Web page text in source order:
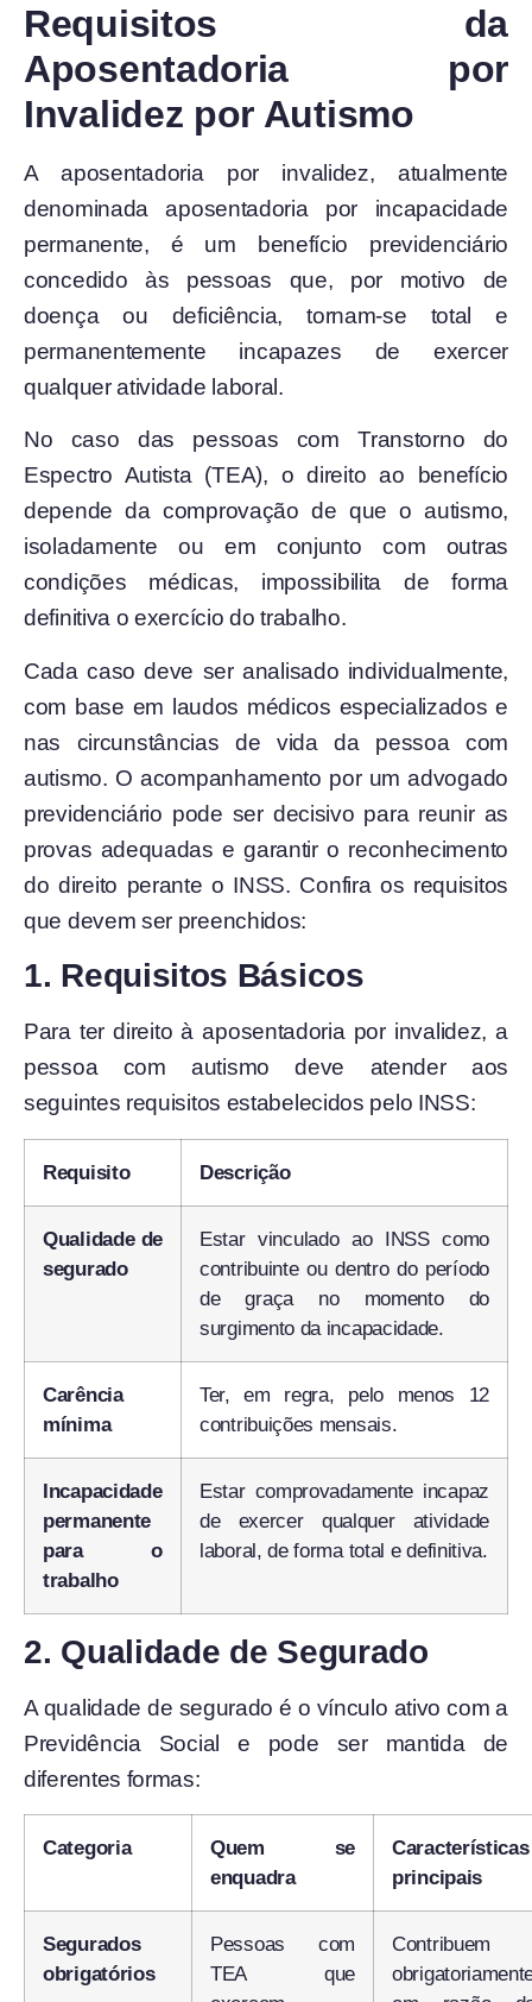
Requisitos da
Aposentadoria por
Invalidez por Autismo
A aposentadoria por invalidez, atualmente
denominada aposentadoria por incapacidade
permanente, é um benefício previdenciário
concedido às pessoas que, por motivo de
doença ou deficiência, tornam-se total e
permanentemente incapazes de exercer
qualquer atividade laboral.
No caso das pessoas com Transtorno do
Espectro Autista (TEA), o direito ao benefício
depende da comprovação de que o autismo,
isoladamente ou em conjunto com outras
condições médicas, impossibilita de forma
definitiva o exercício do trabalho.
Cada caso deve ser analisado individualmente,
com base em laudos médicos especializados e
nas circunstâncias de vida da pessoa com
autismo. O acompanhamento por um advogado
previdenciário pode ser decisivo para reunir as
provas adequadas e garantir o reconhecimento
do direito perante o INSS. Confira os requisitos
que devem ser preenchidos:
1. Requisitos Básicos
Para ter direito à aposentadoria por invalidez, a
pessoa com autismo deve atender aos
seguintes requisitos estabelecidos pelo INSS:
Requisito Descrição
Qualidade de
segurado
Estar vinculado ao INSS como
contribuinte ou dentro do período
de graça no momento do
surgimento da incapacidade.
Carência
mínima
Ter, em regra, pelo menos 12
contribuições mensais.
Incapacidade
permanente
para o
trabalho
Estar comprovadamente incapaz
de exercer qualquer atividade
laboral, de forma total e definitiva.
2. Qualidade de Segurado
A qualidade de segurado é o vínculo ativo com a
Previdência Social e pode ser mantida de
diferentes formas:
Categoria
Quem se
enquadra
Características
principais
Segurados
obrigatórios
Pessoas com
TEA que
Contribuem